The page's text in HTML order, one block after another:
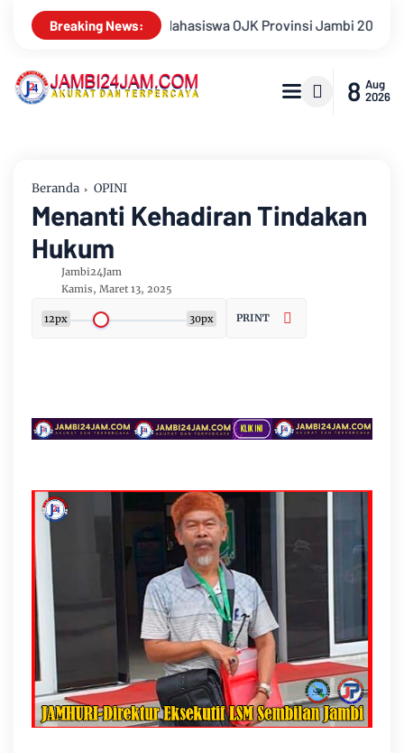
Breaking News:
Jambi 2026, Unjuk Kreativitas di Taman Banjuran
8 Aug
2026
Beranda OPINI
Menanti Kehadiran Tindakan
Hukum
Jambi24Jam
Kamis, Maret 13, 2025
12px 30px PRINT